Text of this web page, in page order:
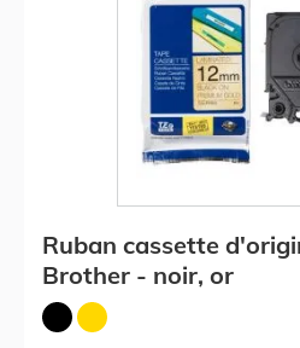
Ruban cassette
Brother - noir, or